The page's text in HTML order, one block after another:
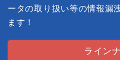
ータの取り扱い等の情報漏
ます！
ライン